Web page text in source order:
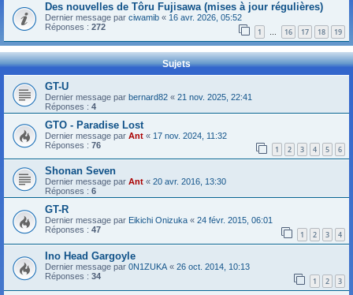
r
Des nouvelles de Tôru Fujisawa (mises à jour régulières)
Dernier message par ciwamib « 16 avr. 2026, 05:52
Réponses : 272 1 … 16 17 18 19
Sujets
GT-U
Dernier message par bernard82 « 21 nov. 2025, 22:41
Réponses : 4
GTO - Paradise Lost
Dernier message par Ant « 17 nov. 2024, 11:32
Réponses : 76 1 2 3 4 5 6
Shonan Seven
Dernier message par Ant « 20 avr. 2016, 13:30
Réponses : 6
GT-R
Dernier message par Eikichi Onizuka « 24 févr. 2015, 06:01
Réponses : 47 1 2 3 4
Ino Head Gargoyle
Dernier message par 0N1ZUKA « 26 oct. 2014, 10:13
Réponses : 34 1 2 3